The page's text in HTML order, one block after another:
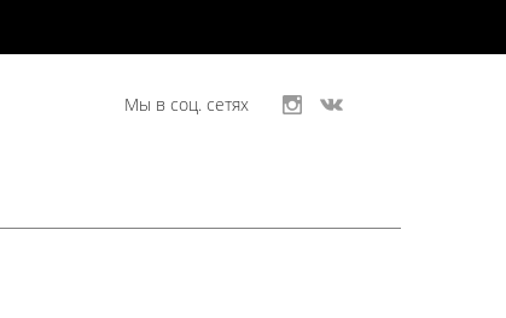
Мы в соц. сетях